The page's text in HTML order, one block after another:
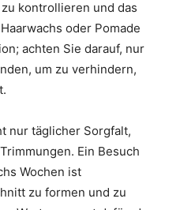
kontrollieren und das
oder Pomade
achten Sie darauf, nur
um zu verhindern,
nur täglicher Sorgfalt,
Ein Besuch
Wochen ist
zu formen und zu